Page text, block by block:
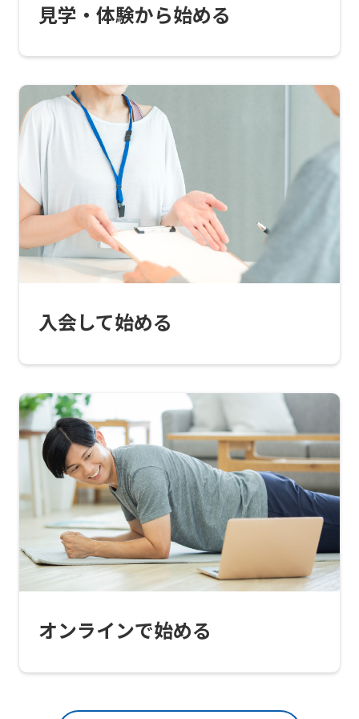
見学・体験から始める
入会して始める
オンラインで始める
website
is
Click
the
link
below
(start
to
to
the
top
page.
However,
if
you
use
an
automatic
translation